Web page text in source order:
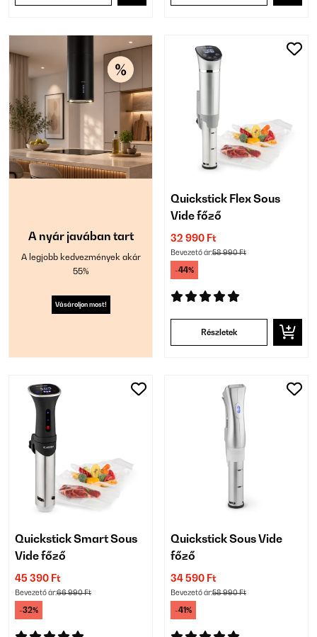
A nyár javában tart
A legjobb kedvezmények akár
55%
Vásároljon most!
Quickstick Flex Sous
Vide főző
32 990 Ft
Bevezető ár:58 990 Ft
-44%
Részletek
Quickstick Smart Sous
Vide főző
45 390 Ft
Bevezető ár:66 990 Ft
-32%
Quickstick Sous Vide
főző
34 590 Ft
Bevezető ár:58 990 Ft
-41%